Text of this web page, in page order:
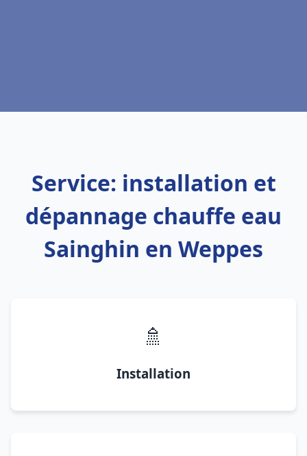
Service: installation et
dépannage chauffe eau
Sainghin en Weppes
🚿
Installation